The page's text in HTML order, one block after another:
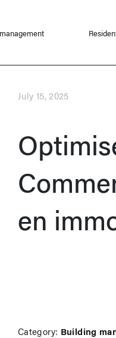
July 15, 2025
en
Category: Building